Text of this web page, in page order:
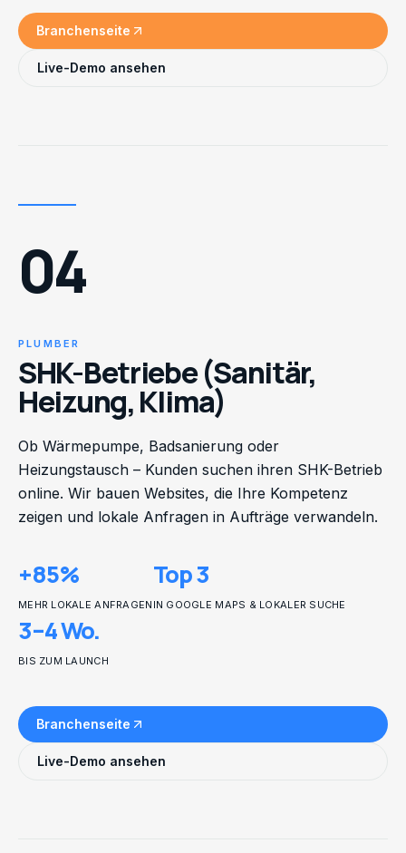
Branchenseite
Live-Demo ansehen
04
PLUMBER
SHK-Betriebe (Sanitär,
Heizung, Klima)
Ob Wärmepumpe, Badsanierung oder
Heizungstausch – Kunden suchen ihren SHK-Betrieb
online. Wir bauen Websites, die Ihre Kompetenz
zeigen und lokale Anfragen in Aufträge verwandeln.
+85%
MEHR LOKALE ANFRAGEN
Top 3
IN GOOGLE MAPS & LOKALER SUCHE
3–4 Wo.
BIS ZUM LAUNCH
Branchenseite
Live-Demo ansehen